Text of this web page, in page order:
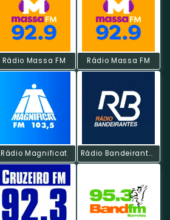
Rádio Massa FM Rádio Massa FM
Rádio Magnificat Rádio Bandeirantes FM